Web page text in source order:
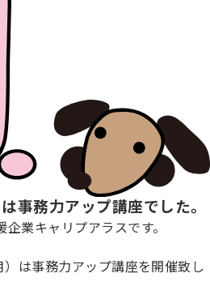
事務力アップ講座でした。
業キャリプアラスです。
は事務力アップ講座を開催致し